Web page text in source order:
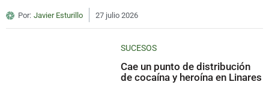
Por: Javier Esturillo 27 julio 2026
SUCESOS
Cae un punto de distribución
de cocaína y heroína en Linares